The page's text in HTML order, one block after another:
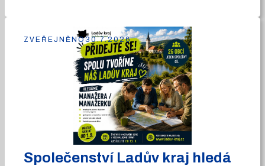
Společenství Ladův kraj hledá
ZVEŘEJNĚNO30.7.2026